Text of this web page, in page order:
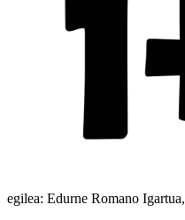
egilea: Edurne Romano Igartua,